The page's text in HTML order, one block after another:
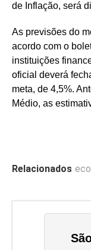
de Inflação, será
As previsões do
acordo com o
instituições
oficial deverá
meta, de 4,5%.
Médio, as
Relacionados